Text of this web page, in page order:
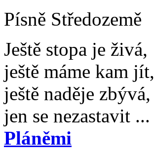
Písně Středozemě
Ještě stopa je živá,
ještě máme kam jít,
ještě naděje zbývá,
jen se nezastavit ...
Pláněmi